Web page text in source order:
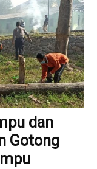
dan
Gotong